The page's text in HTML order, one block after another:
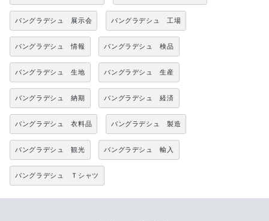
バングラデシュ 展示会 バングラデシュ 工場
バングラデシュ 情報 バングラデシュ 検品
バングラデシュ 生地 バングラデシュ 生産
バングラデシュ 納期 バングラデシュ 経済
バングラデシュ 衣料品 バングラデシュ 製造
バングラデシュ 観光 バングラデシュ 輸入
バングラデシュ Ｔシャツ